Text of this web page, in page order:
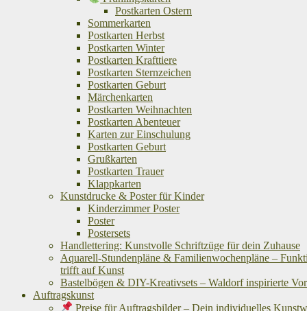
Postkarten Ostern
Sommerkarten
Postkarten Herbst
Postkarten Winter
Postkarten Krafttiere
Postkarten Sternzeichen
Postkarten Geburt
Märchenkarten
Postkarten Weihnachten
Postkarten Abenteuer
Karten zur Einschulung
Postkarten Geburt
Grußkarten
Postkarten Trauer
Klappkarten
Kunstdrucke & Poster für Kinder
Kinderzimmer Poster
Poster
Postersets
Handlettering: Kunstvolle Schriftzüge für dein Zuhause
Aquarell-Stundenpläne & Familienwochenpläne –
trifft auf Kunst
Bastelbögen & DIY-Kreativsets – Waldorf inspirierte
Auftragskunst
Preise für Auftragsbilder – Dein individuelles